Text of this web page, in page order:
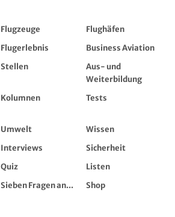
Flugzeuge
Flughäfen
Flugerlebnis
Business Aviation
Stellen
Aus- und
Weiterbildung
Kolumnen Tests
Umwelt
Wissen
Interviews
Sicherheit
Quiz
Listen
Sieben Fragen an...
Shop